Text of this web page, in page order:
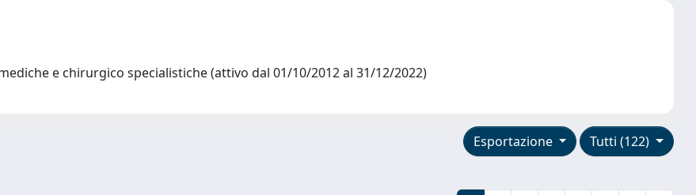
e chirurgico specialistiche (attivo dal 01/10/2012 al 31/12/2022)
Tutti (122)
Esportazione